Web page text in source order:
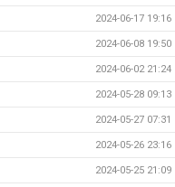
2024-06-17 19:16
2024-06-08 19:50
2024-06-02 21:24
2024-05-28 09:13
2024-05-27 07:31
2024-05-26 23:16
2024-05-25 21:09